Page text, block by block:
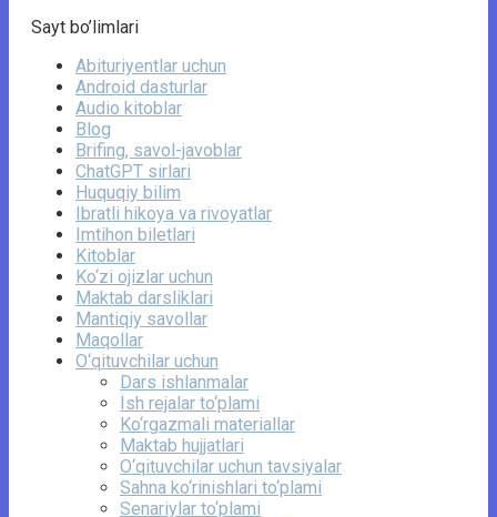
Sayt bo’limlari
Abituriyentlar uchun
Android dasturlar
Audio kitoblar
Blog
Brifing, savol-javoblar
ChatGPT sirlari
Huquqiy bilim
Ibratli hikoya va rivoyatlar
Imtihon biletlari
Kitoblar
Ko‘zi ojizlar uchun
Maktab darsliklari
Mantiqiy savollar
Maqollar
O‘qituvchilar uchun
Dars ishlanmalar
Ish rejalar to‘plami
Ko‘rgazmali materiallar
Maktab hujjatlari
O‘qituvchilar uchun tavsiyalar
Sahna ko‘rinishlari to‘plami
Senariylar to‘plami